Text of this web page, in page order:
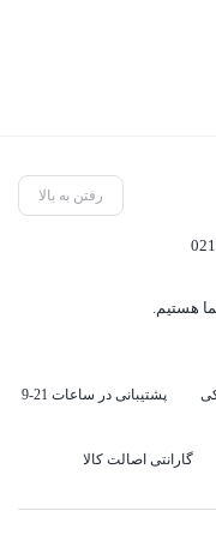
رفتن به بالا
پشتیبانی در ساعات 21-9
گارانتی اصالت کالا